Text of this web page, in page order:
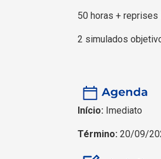
50 horas +
2 simulados
Início: Imediato
Término: